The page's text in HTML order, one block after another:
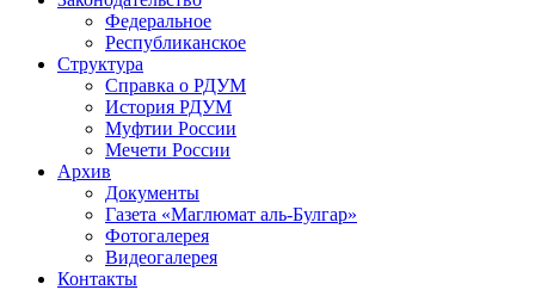
Федеральное
Республиканское
Структура
Справка о РДУМ
История РДУМ
Муфтии России
Мечети России
Архив
Документы
Газета «Маглюмат аль-Булгар»
Фотогалерея
Видеогалерея
Контакты